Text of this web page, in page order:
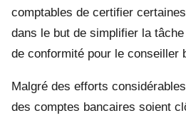
comptables de certifier
dans le but de simplifier la
de conformité pour le conseiller
Malgré des efforts
des comptes bancaires soient